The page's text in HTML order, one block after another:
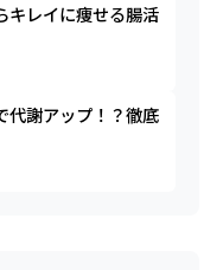
キレイに痩せる腸活
代謝アップ！？徹底